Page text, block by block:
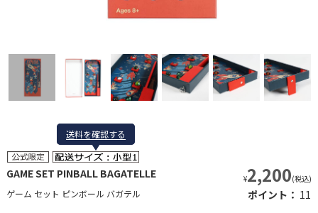
送料を確認する
送料を確認する
GAME SET PINBALL BAGATELLE
ゲーム セット ピンボール バガテル
¥2,200(税込)
ポイント： 11